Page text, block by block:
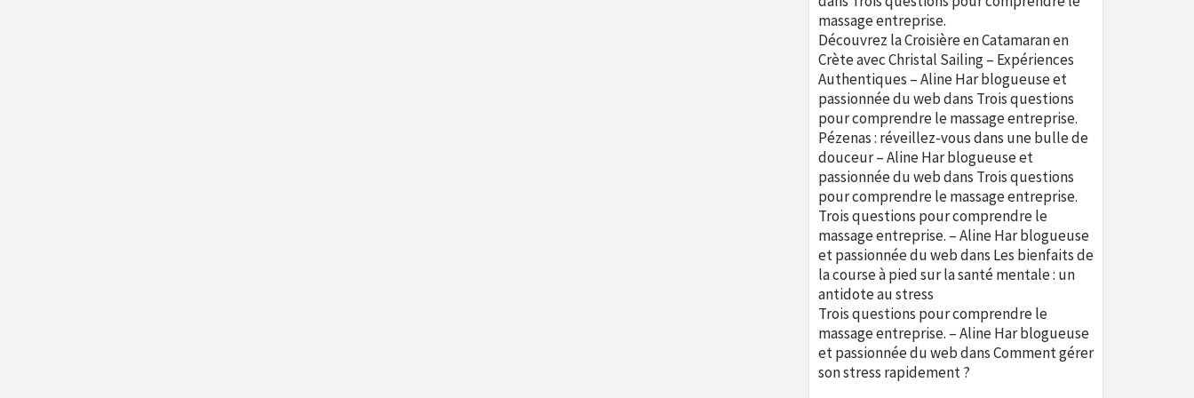
massage entreprise.
Découvrez la Croisière en Catamaran en
Crète avec Christal Sailing – Expériences
Authentiques – Aline Har blogueuse et
passionnée du webdans Trois questions
pour comprendre le massage entreprise.
Pézenas : réveillez-vous dans une bulle de
douceur – Aline Har blogueuse et
passionnée du webdans Trois questions
pour comprendre le massage entreprise.
Trois questions pour comprendre le
massage entreprise. – Aline Har blogueuse
et passionnée du webdans Les bienfaits de
la course à pied sur la santé mentale : un
antidote au stress
Trois questions pour comprendre le
massage entreprise. – Aline Har blogueuse
et passionnée du webdansComment gérer
son stress rapidement ?